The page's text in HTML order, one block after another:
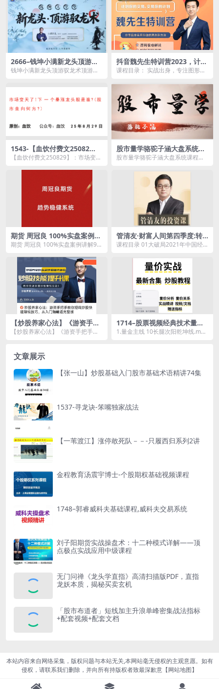
2666–钱坤小满新龙头顶游驭
龙术顶游操盘术拓维课 系统课
钱坤小满新龙头顶游驭龙术顶游操
抖音魏先生特训营2023，计划
你的交易,交易你的计划
课程目录： 实战出身，专注图形分
课程目录： 1....
1543-【血饮付费文25082
9】：市场变天了！下一个暴
方？）
【血饮付费文250829】：市场变天
市走向何方？）...
股市量学骆驼子涵大盘系统课
程
股市量学骆驼子涵大盘系统课程资
期货 周冠良 100%实盘案例讲
解9个月6倍的 趋势稳健系统期
期货 周冠良 100%实盘案例讲解9个
程资源简介...
管清友·财富人间第四季度:转
折中的机遇
课程目录 01大破局2021年中国经
资机遇.mp4...
【炒股养家心法】《游资手把
手教你短线炒股快速赚钱技
【炒股养家心法】《游资手把手教
1714–股票视频经典技术量价
教程实战分析时空关系精要精
1.量金主线 10长腿次阳乾坤线.mp4
文章展示
【张一山】炒股基础入门股市基础术语精讲74集
1537-寻龙诀-笨嘴独家战法
【一苇渡江】涨停敢死队－－-只履西归系列2讲
金程教育汤震宇博士-个股期权基础视频课程
1748–郭睿威科夫基础课程,威科夫交易系统
刘子阳期货实战操盘术：十二种模式详解——顶
点极点实战应用中级课程
无门问禅《龙头学直指》高清扫描版PDF，直指
龙妖本质，揭秘买卖玄机
「股市布道者」短线加主升浪单峰密集战法指标
+配套视频+配套文档
本站内容来自网络采集，版权问题与本站无关,本网站毫无侵权的主观意愿。如有
侵权，请联系我们删除，并向所有持版权者致最深歉意【网站地图】